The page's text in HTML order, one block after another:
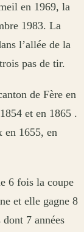
en 1969, la
1983. La
l’allée de la
pas de tir.
de Fère en
et en 1865 .
en 1655, en
6 fois la coupe
et elle gagne 8
7 années